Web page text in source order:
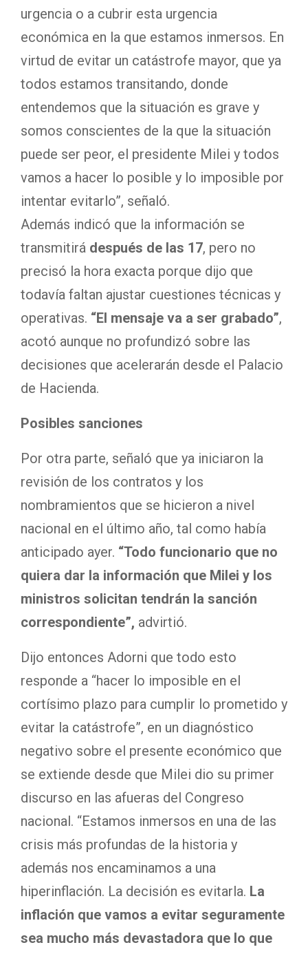
urgencia o a cubrir esta urgencia
económica en la que estamos inmersos. En
virtud de evitar un catástrofe mayor, que ya
todos estamos transitando, donde
entendemos que la situación es grave y
somos conscientes de la que la situación
puede ser peor, el presidente Milei y todos
vamos a hacer lo posible y lo imposible por
intentar evitarlo”, señaló.
Además indicó que la información se
transmitirá después de las 17, pero no
precisó la hora exacta porque dijo que
todavía faltan ajustar cuestiones técnicas y
operativas. “El mensaje va a ser grabado”,
acotó aunque no profundizó sobre las
decisiones que acelerarán desde el Palacio
de Hacienda.
Posibles sanciones
Por otra parte, señaló que ya iniciaron la
revisión de los contratos y los
nombramientos que se hicieron a nivel
nacional en el último año, tal como había
anticipado ayer. “Todo funcionario que no
quiera dar la información que Milei y los
ministros solicitan tendrán la sanción
correspondiente”, advirtió.
Dijo entonces Adorni que todo esto
responde a “hacer lo imposible en el
cortísimo plazo para cumplir lo prometido y
evitar la catástrofe”, en un diagnóstico
negativo sobre el presente económico que
se extiende desde que Milei dio su primer
discurso en las afueras del Congreso
nacional. “Estamos inmersos en una de las
crisis más profundas de la historia y
además nos encaminamos a una
hiperinflación. La decisión es evitarla. La
inflación que vamos a evitar seguramente
sea mucho más devastadora que lo que